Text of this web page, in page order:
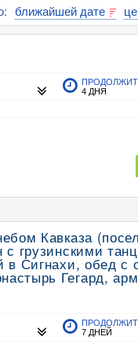
ближайшей дате
4 ДНЯ
Кавказа
с грузинскими
в Сигнахи, обед с
Гегард,
7 ДНЕЙ